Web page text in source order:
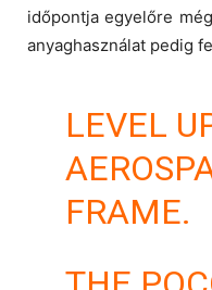
időpontja egyelőre
anyaghasználat pedig
LEVEL
FRAME.